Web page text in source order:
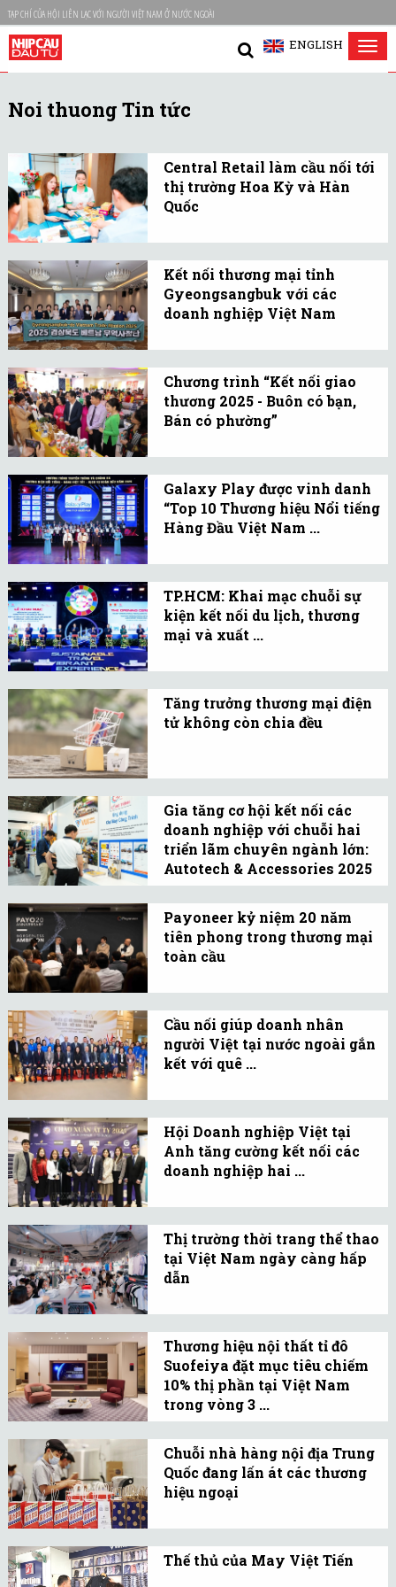
TẠP CHÍ CỦA HỘI LIÊN LẠC VỚI NGƯỜI VIỆT NAM Ở NƯỚC NGOÀI
ENGLISH
Noi thuong Tin tức
Central Retail làm cầu nối tới
thị trường Hoa Kỳ và Hàn
Quốc
nước với các thương hiệu
bán lẻ lớn là Lotte Plaza
Market (Hoa Kỳ) và
HomePlus (Hàn Quốc).
Kết nối thương mại tỉnh
Gyeongsangbuk với các
doanh nghiệp Việt Nam
công nghiệp phụ trợ, mỹ
phẩm, sắc tố tự nhiên,
thiết bị chiếu sáng ô tô,
vật liệu xây dựng, nội
thất...
Chương trình “Kết nối giao
thương 2025 - Buôn có bạn,
Bán có phường”
tiêu biểu của cộng đồng
doanh nghiệp.
Galaxy Play được vinh danh
“Top 10 Thương hiệu Nổi tiếng
Hàng Đầu Việt Nam ...
nghiệp và thương hiệu
uy tín, có nhiều đóng góp
cho sự phát triển kinh tế
– xã hội...
TP.HCM: Khai mạc chuỗi sự
kiện kết nối du lịch, thương
mại và xuất ...
19, Diễn đàn Xuất khẩu
năm 2025 và Kết nối
quốc tế.
Tăng trưởng thương mại điện
tử không còn chia đều
đang chọn lọc người bán
biết vận hành và sáng
tạo nội dung.
Gia tăng cơ hội kết nối các
doanh nghiệp với chuỗi hai
triển lãm chuyên ngành lớn:
Autotech & Accessories 2025
và Cons & Trans ...
hai triển lãm chuyên
ngành lớn – Autotech &
Accessories 2025 và Cons
& Trans 2025 mang đến
một không gian kết nối
mạnh mẽ.
Payoneer kỷ niệm 20 năm
tiên phong trong thương mại
toàn cầu
phong trong việc kiến
tạo môi trường giao
thương không rào cản.
Cầu nối giúp doanh nhân
người Việt tại nước ngoài gắn
kết với quê ...
Tổng Lãnh sự quán Việt
Nam tại Khon Kaen tổ
chức Diễn đàn 'Kết nối
thương mại, du lịch Nhật
Bản-Thái Lan-Việt Nam'.
Hội Doanh nghiệp Việt tại
Anh tăng cường kết nối các
doanh nghiệp hai ...
thương mại hai chiều lần
đầu vượt mốc 8 tỉ USD, đạt
so với năm 2023.
Thị trường thời trang thể thao
tại Việt Nam ngày càng hấp
dẫn
xu hướng hiện nay trên
thị trường đồ thể thao.
Thương hiệu nội thất tỉ đô
Suofeiya đặt mục tiêu chiếm
10% thị phần tại Việt Nam
trong vòng 3 ...
Suofeiya thiết lập tiêu
chuẩn mới cho thị trường
nội thất Việt Nam bằng
chất lượng và đẳng cấp
toàn cầu.
Chuỗi nhà hàng nội địa Trung
Quốc đang lấn át các thương
hiệu ngoại
chuỗi nhà hàng nội địa
Thế thủ của May Việt Tiến